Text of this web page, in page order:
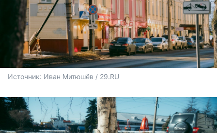
Источник: Иван Митюшёв / 29.RU